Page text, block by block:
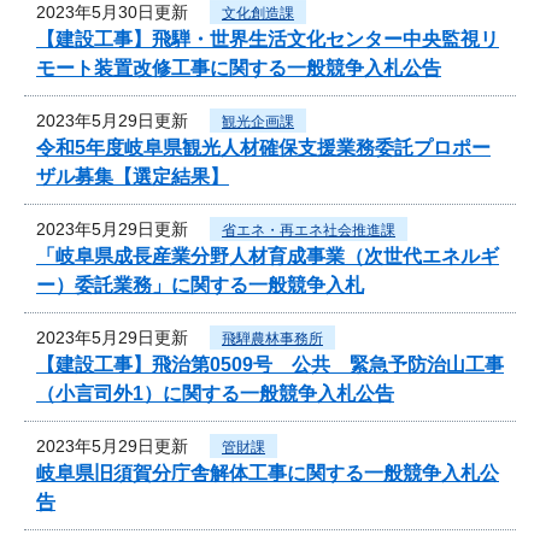
2023年5月30日更新 文化創造課
【建設工事】飛騨・世界生活文化センター中央監視リ
モート装置改修工事に関する一般競争入札公告
2023年5月29日更新 観光企画課
令和5年度岐阜県観光人材確保支援業務委託プロポー
ザル募集【選定結果】
2023年5月29日更新 省エネ・再エネ社会推進課
「岐阜県成長産業分野人材育成事業（次世代エネルギ
ー）委託業務」に関する一般競争入札
2023年5月29日更新 飛騨農林事務所
【建設工事】飛治第0509号 公共 緊急予防治山工事
（小言司外1）に関する一般競争入札公告
2023年5月29日更新 管財課
岐阜県旧須賀分庁舎解体工事に関する一般競争入札公
告